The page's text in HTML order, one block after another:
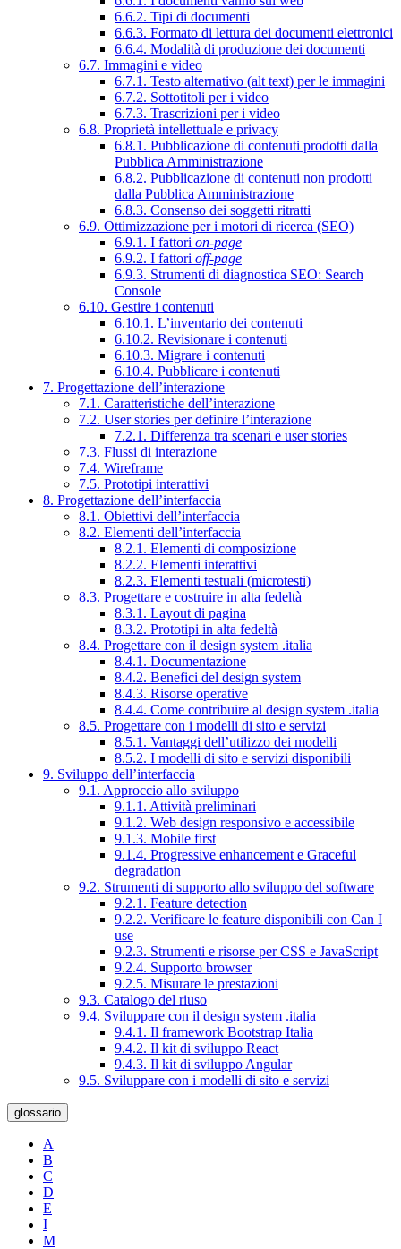
6.6.2. Tipi di documenti
6.6.3. Formato di lettura dei documenti elettronici
6.6.4. Modalità di produzione dei documenti
6.7. Immagini e video
6.7.1. Testo alternativo (alt text) per le immagini
6.7.2. Sottotitoli per i video
6.7.3. Trascrizioni per i video
6.8. Proprietà intellettuale e privacy
6.8.1. Pubblicazione di contenuti prodotti dalla
Pubblica Amministrazione
6.8.2. Pubblicazione di contenuti non prodotti
dalla Pubblica Amministrazione
6.8.3. Consenso dei soggetti ritratti
6.9. Ottimizzazione per i motori di ricerca (SEO)
6.9.1. I fattori on-page
6.9.2. I fattori off-page
6.9.3. Strumenti di diagnostica SEO: Search
Console
6.10. Gestire i contenuti
6.10.1. L’inventario dei contenuti
6.10.2. Revisionare i contenuti
6.10.3. Migrare i contenuti
6.10.4. Pubblicare i contenuti
7. Progettazione dell’interazione
7.1. Caratteristiche dell’interazione
7.2. User stories per definire l’interazione
7.2.1. Differenza tra scenari e user stories
7.3. Flussi di interazione
7.4. Wireframe
7.5. Prototipi interattivi
8. Progettazione dell’interfaccia
8.1. Obiettivi dell’interfaccia
8.2. Elementi dell’interfaccia
8.2.1. Elementi di composizione
8.2.2. Elementi interattivi
8.2.3. Elementi testuali (microtesti)
8.3. Progettare e costruire in alta fedeltà
8.3.1. Layout di pagina
8.3.2. Prototipi in alta fedeltà
8.4. Progettare con il design system .italia
8.4.1. Documentazione
8.4.2. Benefici del design system
8.4.3. Risorse operative
8.4.4. Come contribuire al design system .italia
8.5. Progettare con i modelli di sito e servizi
8.5.1. Vantaggi dell’utilizzo dei modelli
8.5.2. I modelli di sito e servizi disponibili
9. Sviluppo dell’interfaccia
9.1. Approccio allo sviluppo
9.1.1. Attività preliminari
9.1.2. Web design responsivo e accessibile
9.1.3. Mobile first
9.1.4. Progressive enhancement e Graceful
degradation
9.2. Strumenti di supporto allo sviluppo del software
9.2.1. Feature detection
9.2.2. Verificare le feature disponibili con Can I
use
9.2.3. Strumenti e risorse per CSS e JavaScript
9.2.4. Supporto browser
9.2.5. Misurare le prestazioni
9.3. Catalogo del riuso
9.4. Sviluppare con il design system .italia
9.4.1. Il framework Bootstrap Italia
9.4.2. Il kit di sviluppo React
9.4.3. Il kit di sviluppo Angular
9.5. Sviluppare con i modelli di sito e servizi
glossario
A
B
C
D
E
I
M